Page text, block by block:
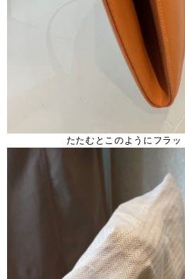
たたむとこのようにフラッ